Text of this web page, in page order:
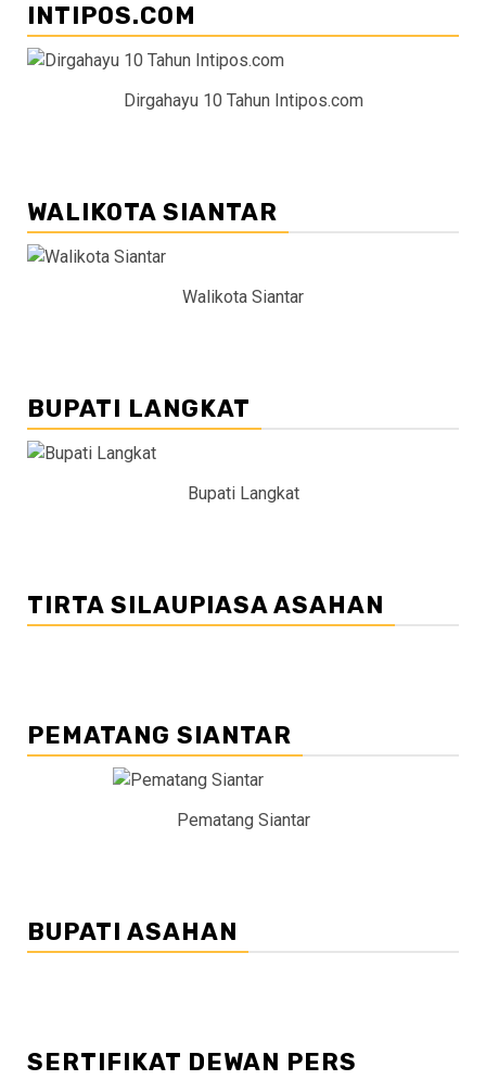
INTIPOS.COM
Dirgahayu 10 Tahun Intipos.com
WALIKOTA SIANTAR
Walikota Siantar
BUPATI LANGKAT
Bupati Langkat
TIRTA SILAUPIASA ASAHAN
PEMATANG SIANTAR
Pematang Siantar
BUPATI ASAHAN
SERTIFIKAT DEWAN PERS